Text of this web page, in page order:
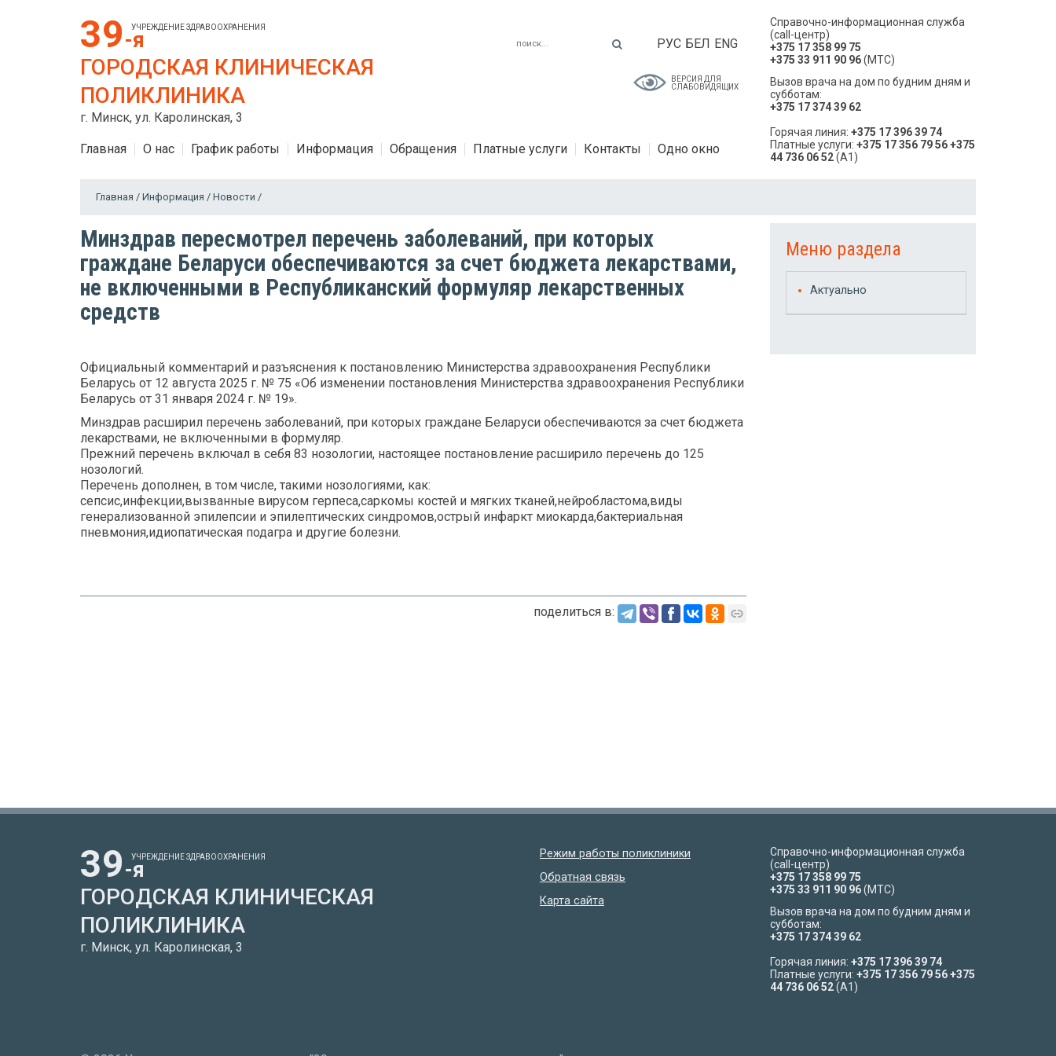
РУС БЕЛ ENG
ВЕРСИЯ ДЛЯ
СЛАБОВИДЯЩИХ
39-я
УЧРЕЖДЕНИЕ ЗДРАВООХРАНЕНИЯ
ГОРОДСКАЯ КЛИНИЧЕСКАЯ
ПОЛИКЛИНИКА
г. Минск, ул. Каролинская, 3
Главная О нас График работы Информация Обращения Платные услуги Контакты Одно окно
Справочно-информационная служба
(call-центр)
+375 17 358 99 75
+375 33 911 90 96(МТС)
Вызов врача на дом по будним дням и
субботам:
+375 17 374 39 62
Горячая линия: +375 17 396 39 74
Платные услуги: +375 17 356 79 56 +375
44 736 06 52(A1)
Главная / Информация / Новости /
Минздрав пересмотрел перечень заболеваний, при которых
граждане Беларуси обеспечиваются за счет бюджета лекарствами,
не включенными в Республиканский формуляр лекарственных
средств
Официальный комментарий и разъяснения к постановлению Министерства здравоохранения Республики
Беларусь от 12 августа 2025 г. № 75 «Об изменении постановления Министерства здравоохранения Республики
Беларусь от 31 января 2024 г. № 19».
Минздрав расширил перечень заболеваний, при которых граждане Беларуси обеспечиваются за счет бюджета
лекарствами, не включенными в формуляр.
Прежний перечень включал в себя 83 нозологии, настоящее постановление расширило перечень до 125
нозологий.
Перечень дополнен, в том числе, такими нозологиями, как:
сепсис,инфекции,вызванные вирусом герпеса,саркомы костей и мягких тканей,нейробластома,виды
генерализованной эпилепсии и эпилептических синдромов,острый инфаркт миокарда,бактериальная
пневмония,идиопатическая подагра и другие болезни.
поделиться в:
Меню раздела
Актуально
39-я
УЧРЕЖДЕНИЕ ЗДРАВООХРАНЕНИЯ
ГОРОДСКАЯ КЛИНИЧЕСКАЯ
ПОЛИКЛИНИКА
г. Минск, ул. Каролинская, 3
Режим работы поликлиники
Обратная связь
Карта сайта
Справочно-информационная служба
(call-центр)
+375 17 358 99 75
+375 33 911 90 96(МТС)
Вызов врача на дом по будним дням и
субботам:
+375 17 374 39 62
Горячая линия: +375 17 396 39 74
Платные услуги: +375 17 356 79 56 +375
44 736 06 52(A1)